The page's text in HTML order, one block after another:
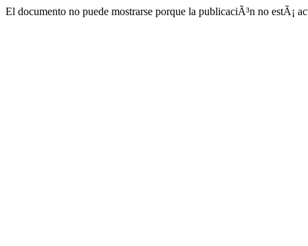
El documento no puede mostrarse porque la publicaciÃ³n no estÃ¡